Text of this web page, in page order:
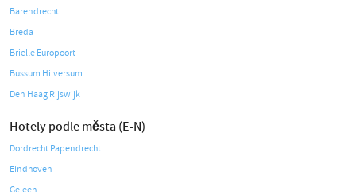
Barendrecht
Breda
Brielle Europoort
Bussum Hilversum
Den Haag Rijswijk
Hotely podle města (E-N)
Dordrecht Papendrecht
Eindhoven